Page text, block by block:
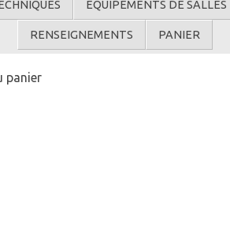
EQUIPEMENTS DE SALLES
RENSEIGNEMENTS PANIER
panier